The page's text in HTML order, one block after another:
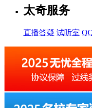
太奇服务
直播答疑 试听室